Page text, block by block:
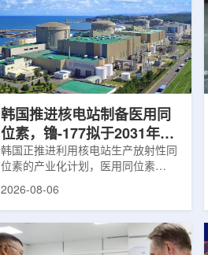
准度和安全性。此次实施方案以
Halcyon系统软件5.0版本为基础，集
成高分辨率锥形束CT成像系统
HyperSight、六自由度患者定位台
Dynamic Couch，以及表面引导放
射治疗系统IDENTIFY。亚洲大学医
韩国推进核电站制备医用同
位素，镥-177拟于2031年商
业化生产
韩国正推进利用核电站生产放射性同
位素的产业化计划，医用同位素
镥-177(Lu-177)被列为首个商业化目
产，后续还可能将产品范围扩大至
钴-60、氚-3和氦-3等同位素。Lu-
2026-08-06